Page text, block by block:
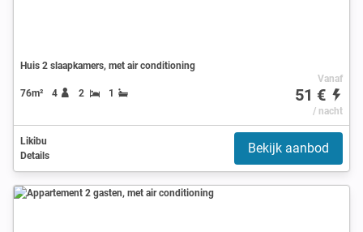
Huis 2 slaapkamers, met air conditioning
76m² 4 2 1
Vanaf
51 €
/ nacht
Likibu
Details
Bekijk aanbod